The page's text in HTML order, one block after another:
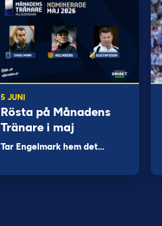
5 JUNI
Rösta på Månadens
Tränare i maj
Tar Engelmark hem det…